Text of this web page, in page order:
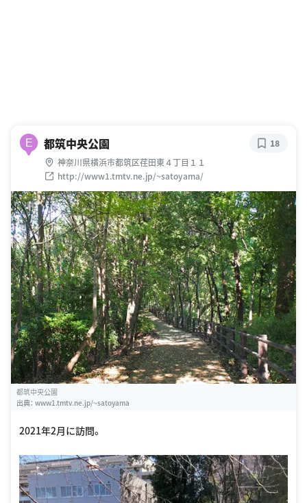
E 都筑中央公園
神奈川県横浜市都筑区荏田東４丁目１１
http://www1.tmtv.ne.jp/~satoyama/
18
都筑中央公園
出典： www1.tmtv.ne.jp/~satoyama
2021年2月に訪問。